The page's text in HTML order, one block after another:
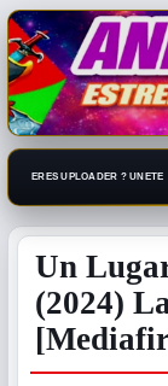
ERES UPLOADER ? UNETE
Un
(2024)